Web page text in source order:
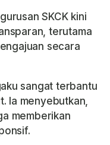
SKCK kini
terutama
secara
sangat terbantu
Ia menyebutkan,
memberikan